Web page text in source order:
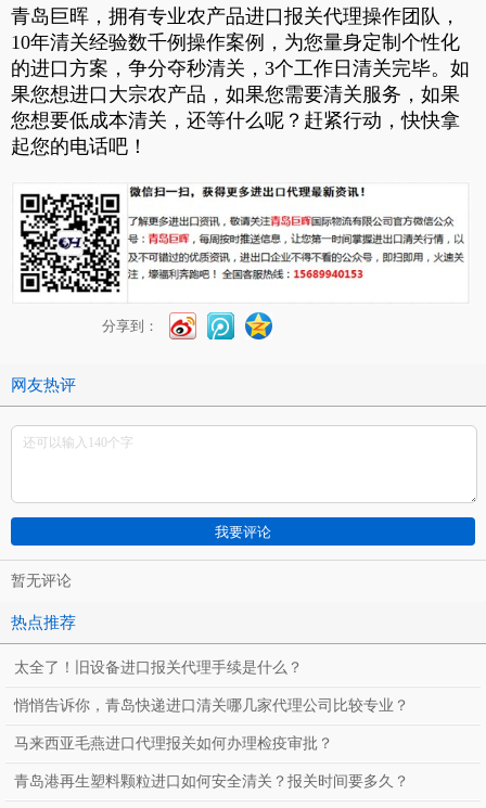
青岛巨晖，拥有专业农产品进口报关代理操作团队，
10年清关经验数千例操作案例，为您量身定制个性化
的进口方案，争分夺秒清关，3个工作日清关完毕。如
果您想进口大宗农产品，如果您需要清关服务，如果
您想要低成本清关，还等什么呢？赶紧行动，快快拿
起您的电话吧！
分享到：
网友热评
暂无评论
热点推荐
太全了！旧设备进口报关代理手续是什么？
悄悄告诉你，青岛快递进口清关哪几家代理公司比较专业？
马来西亚毛燕进口代理报关如何办理检疫审批？
青岛港再生塑料颗粒进口如何安全清关？报关时间要多久？